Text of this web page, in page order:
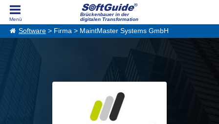
Brückenbauer in der
digitalen Transformation
Software > Firma > MaintMaster Systems GmbH